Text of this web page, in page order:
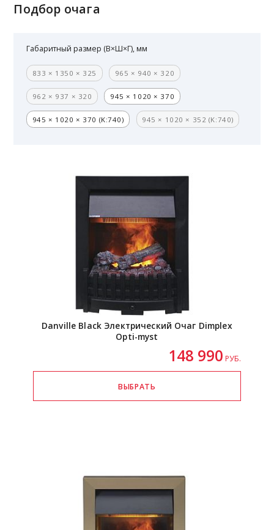
Подбор очага
Габаритный размер (В×Ш×Г), мм
833 × 1350 × 325 965 × 940 × 320
962 × 937 × 320 945 × 1020 × 370
945 × 1020 × 370 (K:740) 945 × 1020 × 352 (K:740)
Danville Black Электрический Очаг Dimplex
Opti-myst
148 990 РУБ.